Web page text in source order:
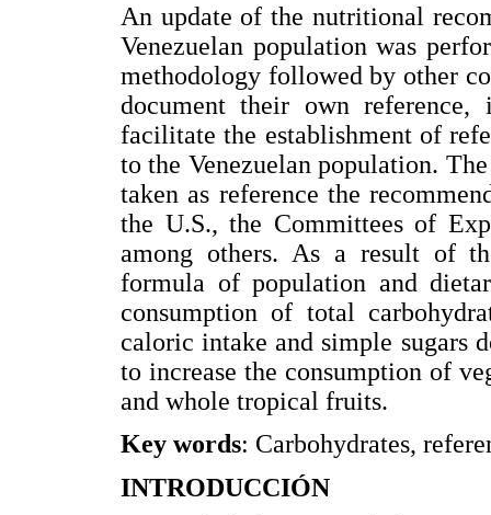
An update of the nutritional
Venezuelan population was
methodology followed by other
document their own
facilitate the establishment of
to the Venezuelan population.
taken as reference the
the U.S., the Committees of
among others. As a result of
formula of population and
consumption of total
caloric intake and simple sugars
to increase the consumption of
and whole tropical fruits.
Key words: Carbohydrates,
INTRODUCCIÓN